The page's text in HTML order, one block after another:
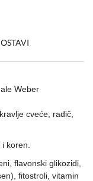
Weber
cveće, radič,
koren.
flavonski glikozidi,
fitostroli, vitamin